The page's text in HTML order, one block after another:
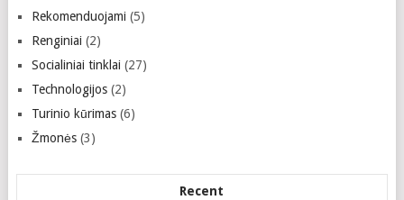
Rekomenduojami (5)
Renginiai (2)
Socialiniai tinklai (27)
Technologijos(2)
Turinio kūrimas(6)
Žmonės(3)
Recent